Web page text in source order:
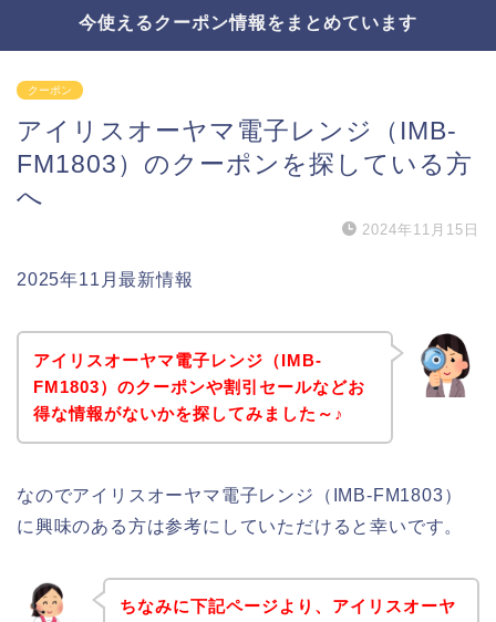
今使えるクーポン情報をまとめています
クーポン
アイリスオーヤマ電子レンジ（IMB-
FM1803）のクーポンを探している方
へ
2024年11月15日
2025年11月最新情報
アイリスオーヤマ電子レンジ（IMB-
FM1803）のクーポンや割引セールなどお
得な情報がないかを探してみました～♪
なのでアイリスオーヤマ電子レンジ（IMB-FM1803）
に興味のある方は参考にしていただけると幸いです。
ちなみに下記ページより、アイリスオーヤ